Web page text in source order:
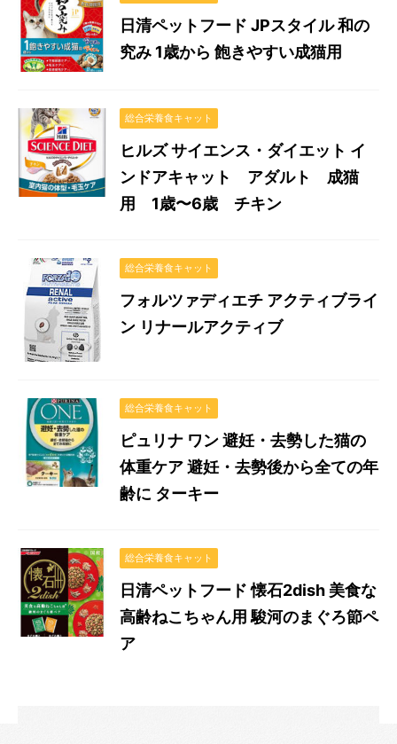
日清ペットフード JPスタイル 和の
究み 1歳から 飽きやすい成猫用
総合栄養食キャット
ヒルズ サイエンス・ダイエット イ
ンドアキャット アダルト 成猫
用 1歳〜6歳 チキン
総合栄養食キャット
フォルツァディエチ アクティブライ
ン リナールアクティブ
総合栄養食キャット
ピュリナ ワン 避妊・去勢した猫の
体重ケア 避妊・去勢後から全ての年
齢に ターキー
総合栄養食キャット
日清ペットフード 懐石2dish 美食な
高齢ねこちゃん用 駿河のまぐろ節ペ
ア